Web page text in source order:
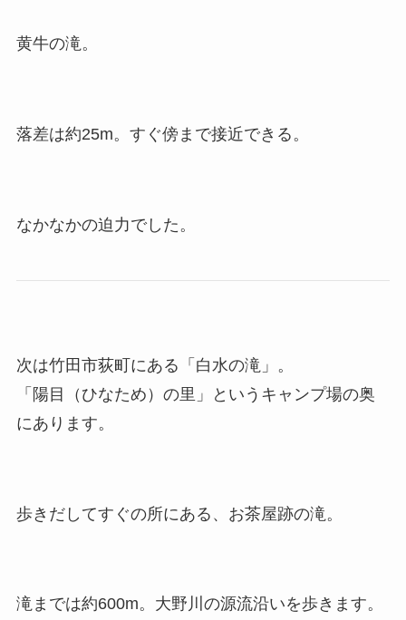
黄牛の滝。
落差は約25m。すぐ傍まで接近できる。
なかなかの迫力でした。
次は竹田市荻町にある「白水の滝」。
「陽目（ひなため）の里」というキャンプ場の奥
にあります。
歩きだしてすぐの所にある、お茶屋跡の滝。
滝までは約600m。大野川の源流沿いを歩きます。